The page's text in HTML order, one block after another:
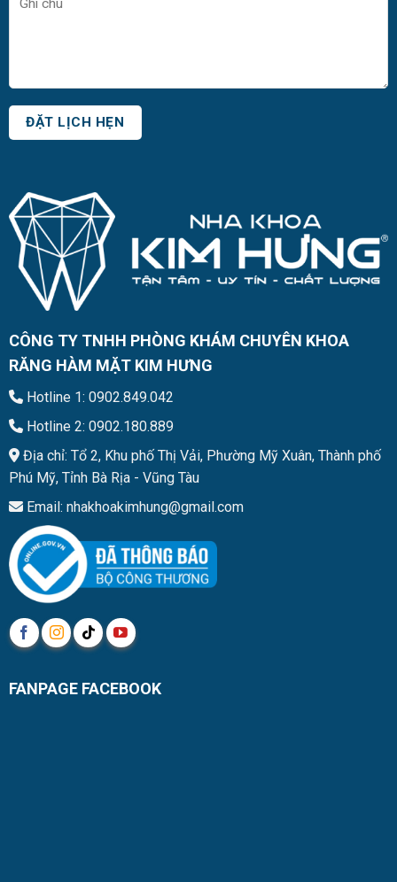
CÔNG TY TNHH PHÒNG KHÁM CHUYÊN KHOA
RĂNG HÀM MẶT KIM HƯNG
Hotline 1: 0902.849.042
Hotline 2: 0902.180.889
Địa chỉ: Tổ 2, Khu phố Thị Vải, Phường Mỹ Xuân, Thành phố
Phú Mỹ, Tỉnh Bà Rịa - Vũng Tàu
Email: nhakhoakimhung@gmail.com
FANPAGE FACEBOOK